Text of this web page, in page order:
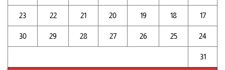
17
18
19
20
21
22
23
24
25
26
27
28
29
30
31